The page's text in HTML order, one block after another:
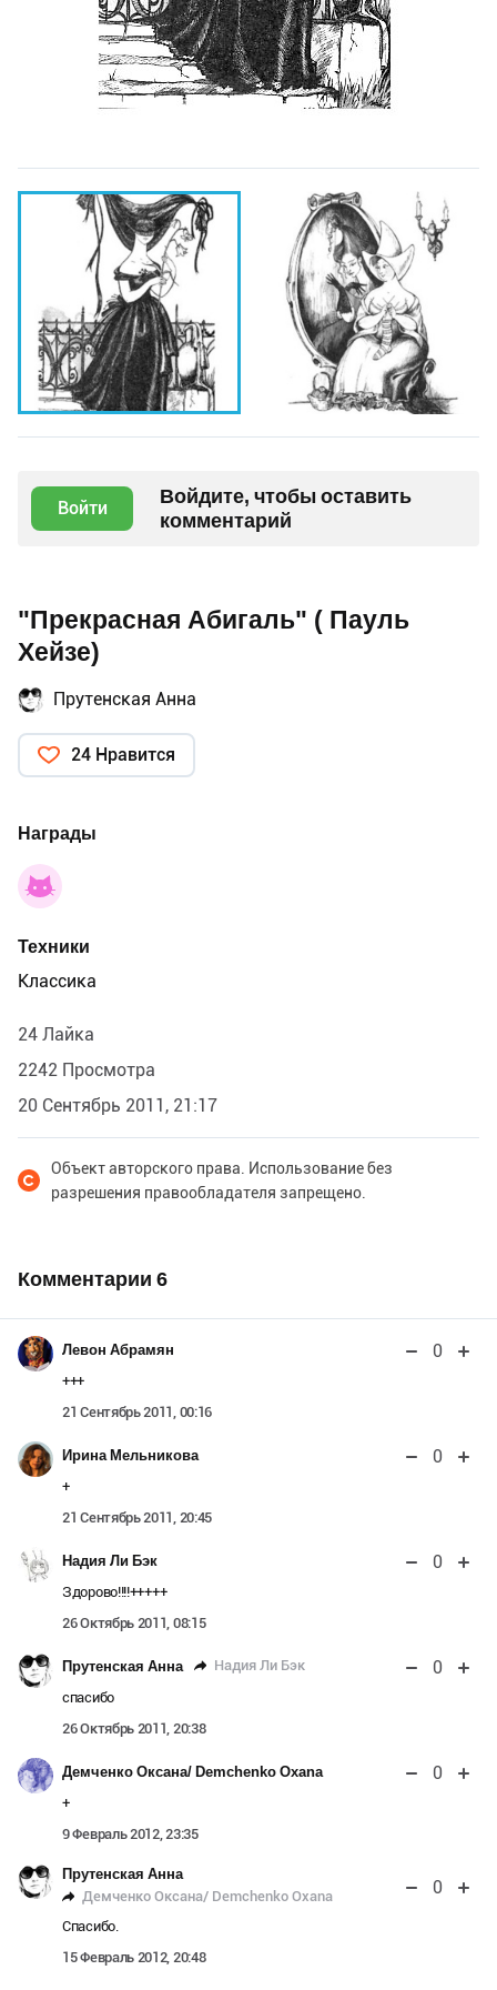
Войти
Войдите, чтобы оставить
комментарий
"Прекрасная Абигаль" ( Пауль
Хейзе)
Прутенская Анна
24 Нравится
Награды
Техники
Классика
24 Лайка
2242 Просмотра
20 Сентябрь 2011, 21:17
Объект авторского права. Использование без
разрешения правообладателя запрещено.
Комментарии 6
Левон Абрамян 0
+++
21 Сентябрь 2011, 00:16
Ирина Мельникова 0
+
21 Сентябрь 2011, 20:45
Надия Ли Бэк 0
Здорово!!!!+++++
26 Октябрь 2011, 08:15
Прутенская Анна Надия Ли Бэк 0
спасибо
26 Октябрь 2011, 20:38
Демченко Оксана/ Demchenko Oxana 0
+
9 Февраль 2012, 23:35
Прутенская Анна
Демченко Оксана/ Demchenko Oxana
0
Спасибо.
15 Февраль 2012, 20:48